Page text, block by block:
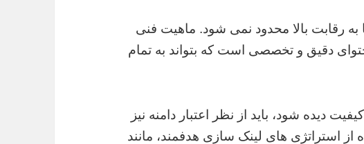
به رقابت بالا محدود نمی شود. ماهیت فنی
دقیق و تخصصی است که بتواند به تمام
دیده شود، باید از نظر اعتبار دامنه نیز
استراتژی های لینک سازی هدفمند، مانند